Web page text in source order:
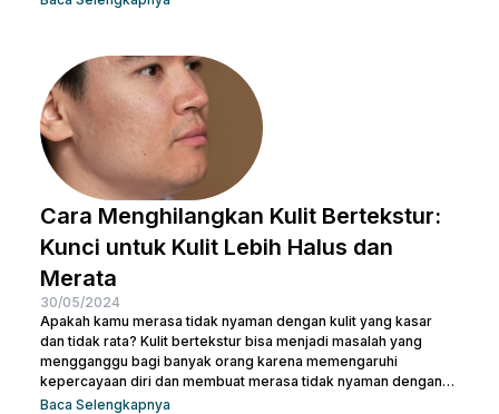
indah dan proporsional. Yuk, temukan cara terbaik yang sesuai
dengan kebutuhanmu dan raih penampilan yang...
Cara Menghilangkan Kulit Bertekstur:
Kunci untuk Kulit Lebih Halus dan
Merata
30/05/2024
Apakah kamu merasa tidak nyaman dengan kulit yang kasar
dan tidak rata? Kulit bertekstur bisa menjadi masalah yang
mengganggu bagi banyak orang karena memengaruhi
kepercayaan diri dan membuat merasa tidak nyaman dengan
penampilan kulit. Namun, jangan khawatir, ada berbagai cara
Baca Selengkapnya